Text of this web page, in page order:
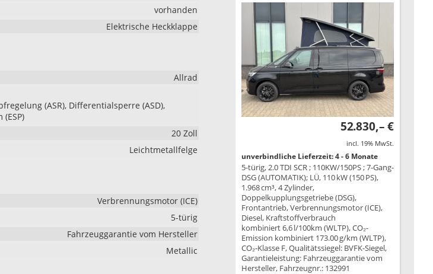
vorhanden
Elektrische Heckklappe
Allrad
(ASR), Differentialsperre (ASD),
20 Zoll
Leichtmetallfelge
Verbrennungsmotor (ICE)
5-türig
Fahrzeuggarantie vom Hersteller
Metallic
52.830,– €
incl. 19% MwSt.
unverbindliche Lieferzeit: 4 - 6 Monate
5-türig, 2.0 TDI SCR ; 110KW/150PS ; 7-Gang-
DSG (AUTOMATIK); LÜ, 110 kW (150 PS),
1.968 cm³, 4 Zylinder,
Doppelkupplungsgetriebe (DSG),
Frontantrieb, Verbrennungsmotor (ICE),
Diesel, Kraftstoffverbrauch
kombiniert 6,6 l/100km (WLTP), CO₂-
Emission kombiniert 173.00 g/km (WLTP),
CO₂-Klasse F, Qualitätssiegel: BVFK-Siegel,
Garantieleistung: Fahrzeuggarantie vom
Hersteller, Fahrzeugnr.: 132991